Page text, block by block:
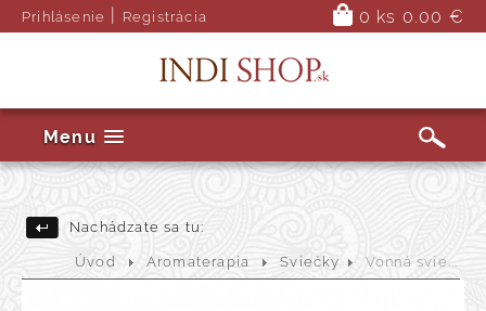
Prihlásenie Registrácia 0 ks 0.00 €
Menu
Nachádzate sa tu:
Úvod Aromaterapia Sviečky Vonná svie...